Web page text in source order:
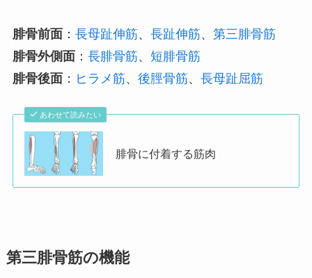
腓骨前面： 長母趾伸筋、 長趾伸筋、 第三腓骨筋
腓骨外側面： 長腓骨筋、 短腓骨筋
腓骨後面： ヒラメ筋、 後脛骨筋、 長母趾屈筋
あわせて読みたい
腓骨に付着する筋肉
第三腓骨筋の機能